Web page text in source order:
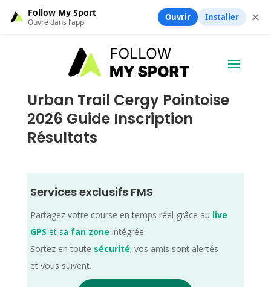
Urban Trail Cergy Pointoise
2026 Guide Inscription
Résultats
Services exclusifs FMS
Partagez votre course en temps réel grâce au live
GPS et sa fan zone intégrée.
Sortez en toute sécurité; vos amis sont alertés
et vous suivent.
Follow My Sport
Ouvre dans l’app Ouvrir Installer ✕